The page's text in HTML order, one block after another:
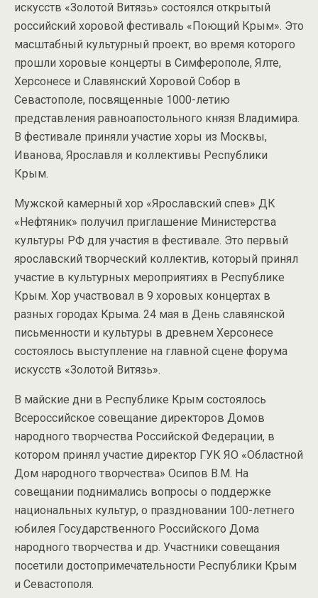
искусств «Золотой Витязь» состоялся открытый
российский хоровой фестиваль «Поющий Крым». Это
масштабный культурный проект, во время которого
прошли хоровые концерты в Симферополе, Ялте,
Херсонесе и Славянский Хоровой Собор в
Севастополе, посвященные 1000-летию
представления равноапостольного князя Владимира.
В фестивале приняли участие хоры из Москвы,
Иванова, Ярославля и коллективы Республики
Крым.
Мужской камерный хор «Ярославский спев» ДК
«Нефтяник» получил приглашение Министерства
культуры РФ для участия в фестивале. Это первый
ярославский творческий коллектив, который принял
участие в культурных мероприятиях в Республике
Крым. Хор участвовал в 9 хоровых концертах в
разных городах Крыма. 24 мая в День славянской
письменности и культуры в древнем Херсонесе
состоялось выступление на главной сцене форума
искусств «Золотой Витязь».
В майские дни в Республике Крым состоялось
Всероссийское совещание директоров Домов
народного творчества Российской Федерации, в
котором принял участие директор ГУК ЯО «Областной
Дом народного творчества» Осипов В.М. На
совещании поднимались вопросы о поддержке
национальных культур, о праздновании 100-летнего
юбилея Государственного Российского Дома
народного творчества и др. Участники совещания
посетили достопримечательности Республики Крым
и Севастополя.